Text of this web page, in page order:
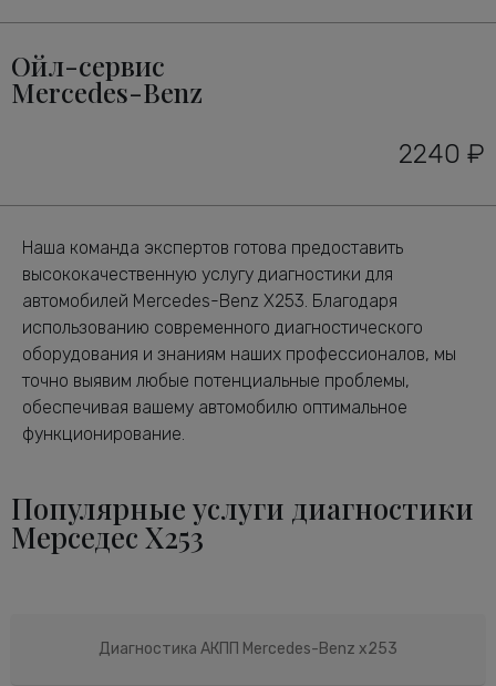
Ойл-сервис
Mercedes-Benz
2240 ₽
Наша команда экспертов готова предоставить
высококачественную услугу диагностики для
автомобилей Mercedes-Benz X253. Благодаря
использованию современного диагностического
оборудования и знаниям наших профессионалов, мы
точно выявим любые потенциальные проблемы,
обеспечивая вашему автомобилю оптимальное
функционирование.
Популярные услуги диагностики
Мерседес X253
Диагностика АКПП Mercedes-Benz x253